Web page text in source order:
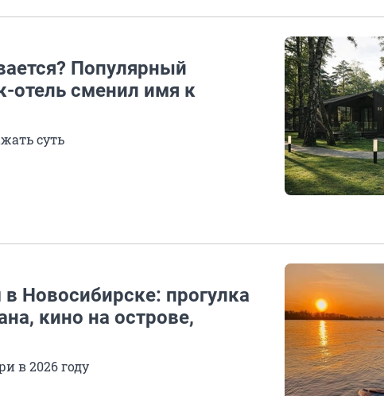
Популярный
отель сменил имя к
суть
Новосибирске: прогулка
кино на острове,
в 2026 году